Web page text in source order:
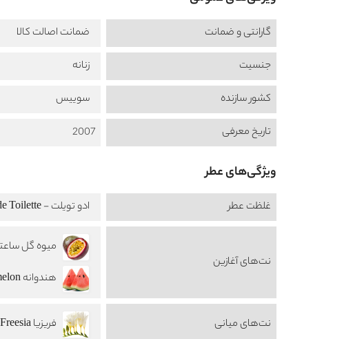
گارانتی و ضمانت
ضمانت اصالت کالا
جنسیت
زنانه
کشور سازنده
سوییس
تاریخ معرفی
2007
ویژگی‌های عطر
غلظت عطر ادو تویلت - Eau de Toilette
نت‌های آغازین
هندوانه Watermelon
نت‌های میانی فریزیا Freesia